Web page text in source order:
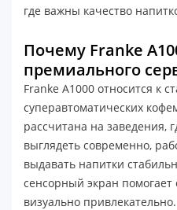
где важны качество
Почему Franke
премиального
Franke A1000 относится к
суперавтоматических
рассчитана на заведения,
выглядеть современно,
выдавать напитки
сенсорный экран
визуально привлекательно.